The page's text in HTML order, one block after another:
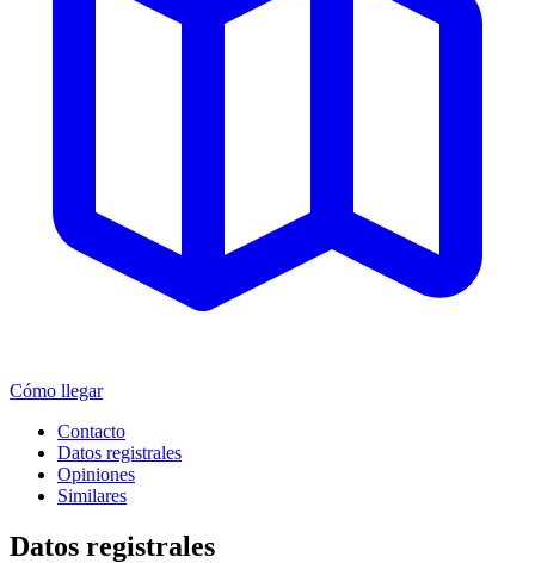
Cómo llegar
Contacto
Datos registrales
Opiniones
Similares
Datos registrales